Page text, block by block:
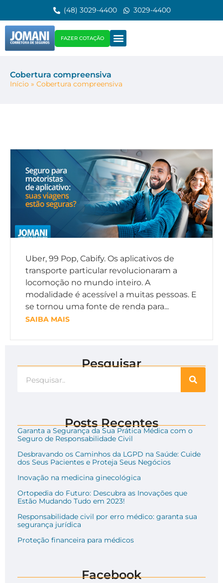
(48) 3029-4400 3029-4400
FAZER COTAÇÃO
Cobertura compreensiva
Início » Cobertura compreensiva
Uber, 99 Pop, Cabify. Os aplicativos de
transporte particular revolucionaram a
locomoção no mundo inteiro. A
modalidade é acessível a muitas pessoas. E
se tornou uma fonte de renda para...
SAIBA MAIS
Pesquisar
Posts Recentes
Garanta a Segurança da Sua Prática Médica com o
Seguro de Responsabilidade Civil
Desbravando os Caminhos da LGPD na Saúde: Cuide
dos Seus Pacientes e Proteja Seus Negócios
Inovação na medicina ginecológica
Ortopedia do Futuro: Descubra as Inovações que
Estão Mudando Tudo em 2023!
Responsabilidade civil por erro médico: garanta sua
segurança jurídica
Proteção financeira para médicos
Facebook